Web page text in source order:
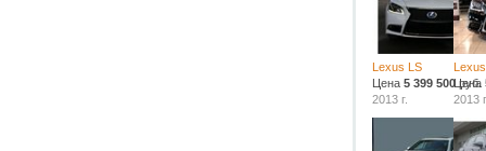
Lexus LS
Цена 5 399 500 руб.
2013 г.
Цена
2013